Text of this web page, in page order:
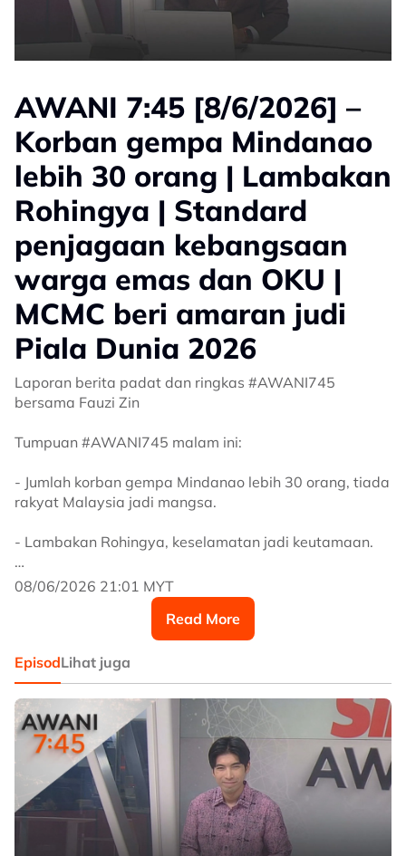
AWANI 7:45 [8/6/2026] –
Korban gempa Mindanao
lebih 30 orang | Lambakan
Rohingya | Standard
penjagaan kebangsaan
warga emas dan OKU |
MCMC beri amaran judi
Piala Dunia 2026
Laporan berita padat dan ringkas #AWANI745
bersama Fauzi Zin
Tumpuan #AWANI745 malam ini:
- Jumlah korban gempa Mindanao lebih 30 orang, tiada
rakyat Malaysia jadi mangsa.
- Lambakan Rohingya, keselamatan jadi keutamaan.
- Standard penjagaan kebangsaan warga emas dan
OKU, dilancar Oktober ini.
- MCMC beri amaran judi dalam talian Piala Dunia
2026, dijangka meningkat.
08/06/2026 21:01 MYT
Read More
EpisodLihat juga